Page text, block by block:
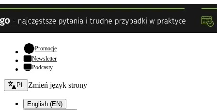
Promocje- otwiera się w nowej karcie
Newsletter
Podcasty
Zmień język - bieżący:
PL Zmień język strony
English (EN)